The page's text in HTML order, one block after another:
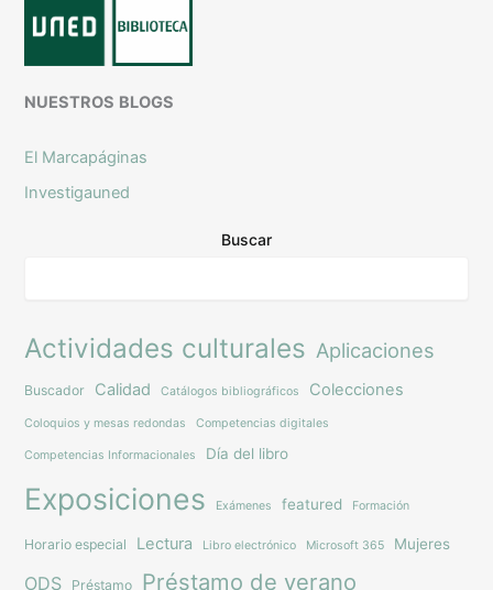
NUESTROS BLOGS
El Marcapáginas
Investigauned
Buscar
Actividades culturales Aplicaciones
Buscador Calidad Catálogos bibliográficos Colecciones
Coloquios y mesas redondas Competencias digitales
Competencias Informacionales Día del libro
Exposiciones Exámenes featured Formación
Horario especial Lectura Libro electrónico Microsoft 365 Mujeres
ODS Préstamo Préstamo de verano